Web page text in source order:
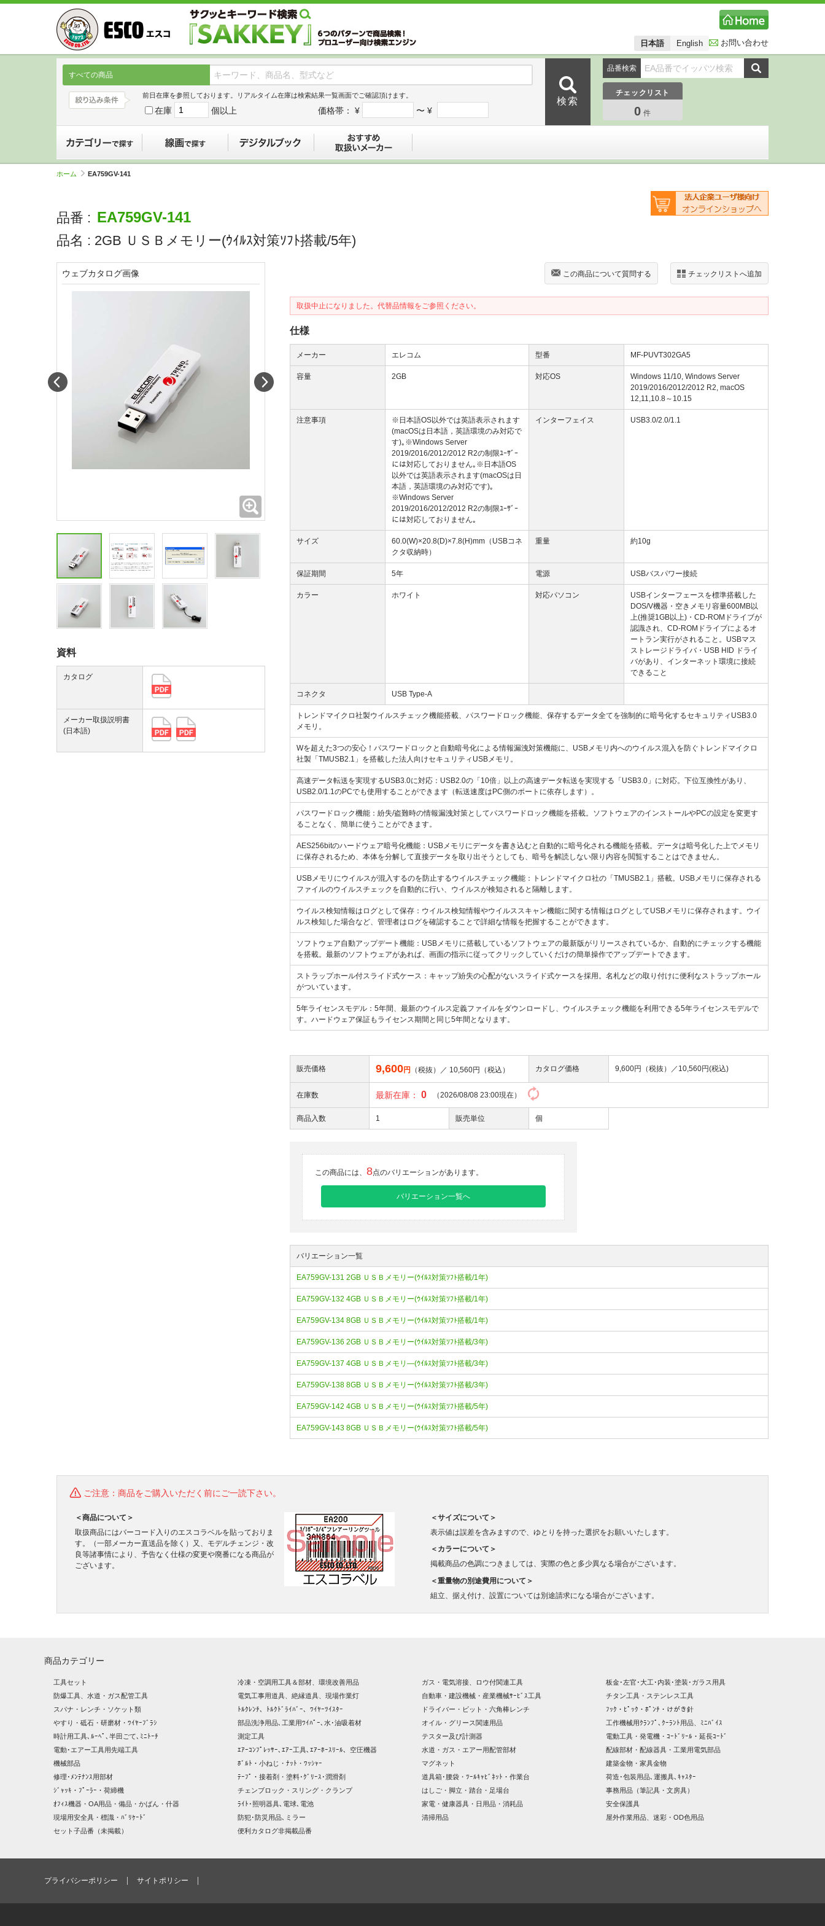
日本語 English お問い合わせ
すべての商品
前日在庫を参照しております。リアルタイム在庫は検索結果一覧画面でご確認頂けます。
在庫 個以上 価格帯： ¥ 〜 ¥
品番検索
チェックリスト
0 件
ホーム EA759GV-141
品番 : EA759GV-141
品名 : 2GB ＵＳＢメモリー(ｳｲﾙｽ対策ｿﾌﾄ搭載/5年)
チェックリストへ追加
この商品について質問する
取扱中止になりました。代替品情報をご参照ください。
仕様
メーカー エレコム 型番 MF-PUVT302GA5
容量 2GB 対応OS
Windows 11/10, Windows Server
2019/2016/2012/2012 R2, macOS
12,11,10.8～10.15
注意事項
※日本語OS以外では英語表示されます
(macOSは日本語，英語環境のみ対応で
す)｡※Windows Server
2019/2016/2012/2012 R2の制限ﾕｰｻﾞｰ
には対応しておりません｡※日本語OS
以外では英語表示されます(macOSは日
本語，英語環境のみ対応です)｡
※Windows Server
2019/2016/2012/2012 R2の制限ﾕｰｻﾞｰ
には対応しておりません｡
インターフェイス USB3.0/2.0/1.1
サイズ
60.0(W)×20.8(D)×7.8(H)mm（USBコネ
クタ収納時）
重量 約10g
保証期間 5年 電源 USBバスパワー接続
カラー ホワイト 対応パソコン
USBインターフェースを標準搭載した
DOS/V機器・空きメモリ容量600MB以
上(推奨1GB以上)・CD-ROMドライブが
認識され、CD-ROMドライブによるオ
ートラン実行がされること。USBマス
ストレージドライバ・USB HID ドライ
バがあり、インターネット環境に接続
できること
コネクタ USB Type-A
トレンドマイクロ社製ウイルスチェック機能搭載、パスワードロック機能、保存するデータ全てを強制的に暗号化するセキュリティUSB3.0
メモリ。
Wを超えた3つの安心！パスワードロックと自動暗号化による情報漏洩対策機能に、USBメモリ内へのウイルス混入を防ぐトレンドマイクロ
社製「TMUSB2.1」を搭載した法人向けセキュリティUSBメモリ。
高速データ転送を実現するUSB3.0に対応：USB2.0の「10倍」以上の高速データ転送を実現する「USB3.0」に対応。下位互換性があり、
USB2.0/1.1のPCでも使用することができます（転送速度はPC側のポートに依存します）。
パスワードロック機能：紛失/盗難時の情報漏洩対策としてパスワードロック機能を搭載。ソフトウェアのインストールやPCの設定を変更す
ることなく、簡単に使うことができます。
AES256bitのハードウェア暗号化機能：USBメモリにデータを書き込むと自動的に暗号化される機能を搭載。データは暗号化した上でメモリ
に保存されるため、本体を分解して直接データを取り出そうとしても、暗号を解読しない限り内容を閲覧することはできません。
USBメモリにウイルスが混入するのを防止するウイルスチェック機能：トレンドマイクロ社の「TMUSB2.1」搭載。USBメモリに保存される
ファイルのウイルスチェックを自動的に行い、ウイルスが検知されると隔離します。
ウイルス検知情報はログとして保存：ウイルス検知情報やウイルススキャン機能に関する情報はログとしてUSBメモリに保存されます。ウイ
ルス検知した場合など、管理者はログを確認することで詳細な情報を把握することができます。
ソフトウェア自動アップデート機能：USBメモリに搭載しているソフトウェアの最新版がリリースされているか、自動的にチェックする機能
を搭載。最新のソフトウェアがあれば、画面の指示に従ってクリックしていくだけの簡単操作でアップデートできます。
ストラップホール付スライド式ケース：キャップ紛失の心配がないスライド式ケースを採用。名札などの取り付けに便利なストラップホール
がついています。
5年ライセンスモデル：5年間、最新のウイルス定義ファイルをダウンロードし、ウイルスチェック機能を利用できる5年ライセンスモデルで
す。ハードウェア保証もライセンス期間と同じ5年間となります。
販売価格 9,600円 （税抜）／ 10,560円（税込） カタログ価格 9,600円（税抜）／ 10,560円(税込)
在庫数 最新在庫： 0 （2026/08/08 23:00現在）
商品入数 1 販売単位 個
この商品には、 8点のバリエーションがあります。
バリエーション一覧へ
バリエーション一覧
EA759GV-131 2GB ＵＳＢメモリー(ｳｲﾙｽ対策ｿﾌﾄ搭載/1年)
EA759GV-132 4GB ＵＳＢメモリー(ｳｲﾙｽ対策ｿﾌﾄ搭載/1年)
EA759GV-134 8GB ＵＳＢメモリー(ｳｲﾙｽ対策ｿﾌﾄ搭載/1年)
EA759GV-136 2GB ＵＳＢメモリー(ｳｲﾙｽ対策ｿﾌﾄ搭載/3年)
EA759GV-137 4GB ＵＳＢメモリ―(ｳｲﾙｽ対策ｿﾌﾄ搭載/3年)
EA759GV-138 8GB ＵＳＢメモリー(ｳｲﾙｽ対策ｿﾌﾄ搭載/3年)
EA759GV-142 4GB ＵＳＢメモリー(ｳｲﾙｽ対策ｿﾌﾄ搭載/5年)
EA759GV-143 8GB ＵＳＢメモリー(ｳｲﾙｽ対策ｿﾌﾄ搭載/5年)
ウェブカタログ画像
資料
カタログ
メーカー取扱説明書
(日本語)
ご注意：商品をご購入いただく前にご一読下さい。
＜商品について＞
取扱商品にはバーコード入りのエスコラベルを貼っておりま
す。（一部メーカー直送品を除く）又、モデルチェンジ・改
良等諸事情により、予告なく仕様の変更や廃番になる商品が
ございます。
＜サイズについて＞
表示値は誤差を含みますので、ゆとりを持った選択をお願いいたします。
＜カラーについて＞
掲載商品の色調につきましては、実際の色と多少異なる場合がございます。
＜重量物の別途費用について＞
組立、据え付け、設置については別途請求になる場合がございます。
商品カテゴリー
工具セット 冷凍・空調用工具＆部材、環境改善用品 ガス・電気溶接、ロウ付関連工具
板金･左官･大工･内装･塗装･ガラス用具
防爆工具、水道・ガス配管工具
電気工事用道具、絶縁道具、現場作業灯 自動車・建設機械・産業機械ｻｰﾋﾞｽ工具
チタン工具・ステンレス工具
スパナ・レンチ・ソケット類
ﾄﾙｸﾚﾝﾁ、ﾄﾙｸﾄﾞﾗｲﾊﾞｰ、ﾜｲﾔｰﾂｲｽﾀｰ ドライバー・ビット・六角棒レンチ
ﾌｯｸ・ﾋﾟｯｸ・ﾎﾟﾝﾁ・けがき針
やすり・砥石・研磨材・ﾜｲﾔｰﾌﾞﾗｼ
部品洗浄用品､工業用ﾜｲﾊﾟｰ､水･油吸着材 オイル・グリース関連用品
工作機械用ｸﾗﾝﾌﾟ､ｸｰﾗﾝﾄ用品、ﾐﾆﾊﾞｲｽ
時計用工具､ﾙｰﾍﾟ､半田ごて､ﾐﾆﾄｰﾁ
測定工具 テスター及び計測器
電動工具・発電機・ｺｰﾄﾞﾘｰﾙ・延長ｺｰﾄﾞ
電動･エアー工具用先端工具
ｴｱｰｺﾝﾌﾟﾚｯｻｰ､ｴｱｰ工具､ｴｱｰﾎｰｽﾘｰﾙ、空圧機器 水道・ガス・エアー用配管部材
配線部材・配線器具・工業用電気部品
機械部品
ﾎﾞﾙﾄ・小ねじ・ﾅｯﾄ・ﾜｯｼｬｰ マグネット
建築金物・家具金物
修理･ﾒﾝﾃﾅﾝｽ用部材
ﾃｰﾌﾟ・接着剤・塗料･ｸﾞﾘｰｽ･潤滑剤 道具箱･腰袋・ﾂｰﾙｷｬﾋﾞﾈｯﾄ・作業台
荷造･包装用品､運搬具､ｷｬｽﾀｰ
ｼﾞｬｯｷ・ﾌﾟｰﾗｰ・荷締機
チェンブロック・スリング・クランプ はしご・脚立・踏台・足場台
事務用品（筆記具・文房具）
ｵﾌｨｽ機器・OA用品・備品・かばん・什器
ﾗｲﾄ･照明器具､電球､電池 家電・健康器具・日用品・消耗品
安全保護具
現場用安全具・標識・ﾊﾞﾘｹｰﾄﾞ
防犯･防災用品､ミラー 清掃用品
屋外作業用品、迷彩・OD色用品
セット子品番（未掲載）
便利カタログ非掲載品番
プライバシーポリシー サイトポリシー